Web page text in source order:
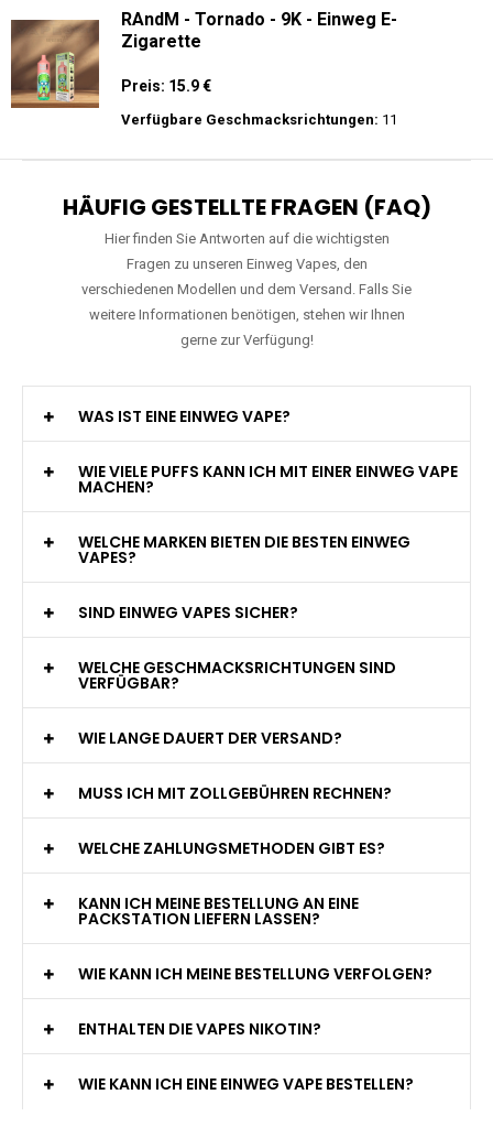
RAndM - Tornado - 9K - Einweg E-
Zigarette
Preis: 15.9 €
Verfügbare Geschmacksrichtungen: 11
HÄUFIG GESTELLTE FRAGEN (FAQ)
Hier finden Sie Antworten auf die wichtigsten
Fragen zu unseren Einweg Vapes, den
verschiedenen Modellen und dem Versand. Falls Sie
weitere Informationen benötigen, stehen wir Ihnen
gerne zur Verfügung!
WAS IST EINE EINWEG VAPE?
WIE VIELE PUFFS KANN ICH MIT EINER EINWEG VAPE
MACHEN?
WELCHE MARKEN BIETEN DIE BESTEN EINWEG
VAPES?
SIND EINWEG VAPES SICHER?
WELCHE GESCHMACKSRICHTUNGEN SIND
VERFÜGBAR?
WIE LANGE DAUERT DER VERSAND?
MUSS ICH MIT ZOLLGEBÜHREN RECHNEN?
WELCHE ZAHLUNGSMETHODEN GIBT ES?
KANN ICH MEINE BESTELLUNG AN EINE
PACKSTATION LIEFERN LASSEN?
WIE KANN ICH MEINE BESTELLUNG VERFOLGEN?
ENTHALTEN DIE VAPES NIKOTIN?
WIE KANN ICH EINE EINWEG VAPE BESTELLEN?